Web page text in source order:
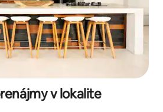
v lokalite